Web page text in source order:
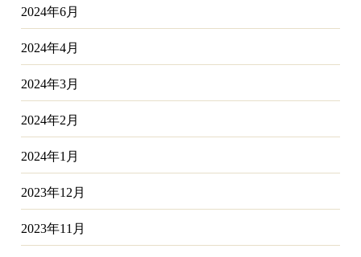
2024年6月
2024年4月
2024年3月
2024年2月
2024年1月
2023年12月
2023年11月